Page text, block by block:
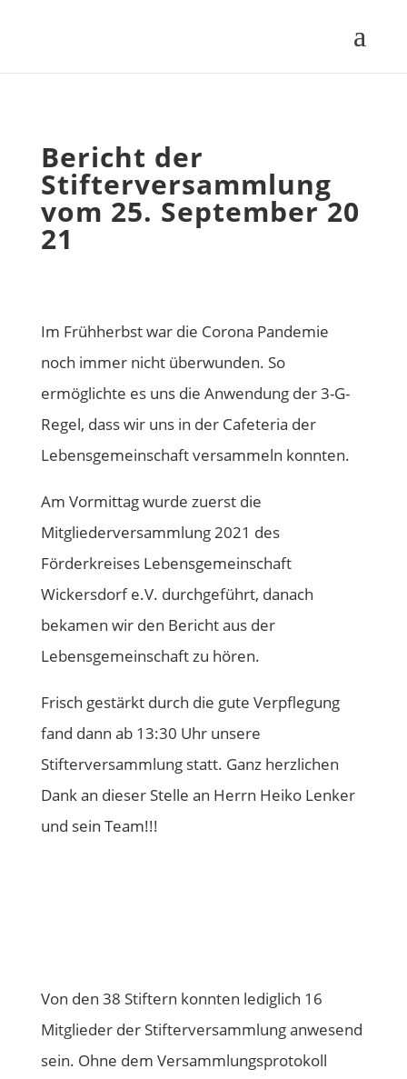
Bericht der
Stifterversammlung
vom 25. September 20
21
Im Frühherbst war die Corona Pandemie
noch immer nicht überwunden. So
ermöglichte es uns die Anwendung der 3-G-
Regel, dass wir uns in der Cafeteria der
Lebensgemeinschaft versammeln konnten.
Am Vormittag wurde zuerst die
Mitgliederversammlung 2021 des
Förderkreises Lebensgemeinschaft
Wickersdorf e.V. durchgeführt, danach
bekamen wir den Bericht aus der
Lebensgemeinschaft zu hören.
Frisch gestärkt durch die gute Verpflegung
fand dann ab 13:30 Uhr unsere
Stifterversammlung statt. Ganz herzlichen
Dank an dieser Stelle an Herrn Heiko Lenker
und sein Team!!!
Von den 38 Stiftern konnten lediglich 16
Mitglieder der Stifterversammlung anwesend
sein. Ohne dem Versammlungsprotokoll